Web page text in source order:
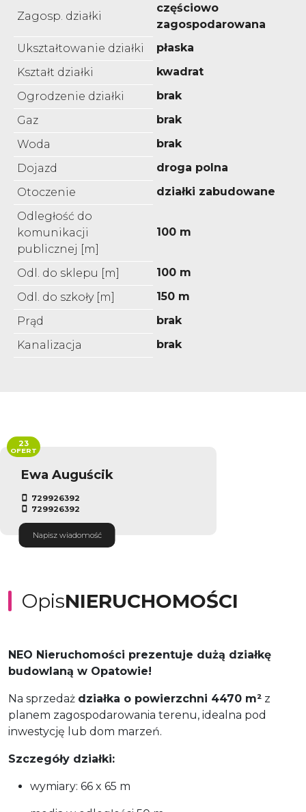
Zagosp. działki
częściowo
zagospodarowana
Ukształtowanie działki
płaska
Kształt działki
kwadrat
Ogrodzenie działki
brak
Gaz
brak
Woda
brak
Dojazd
droga polna
Otoczenie
działki zabudowane
Odległość do
komunikacji
publicznej [m]
100 m
Odl. do sklepu [m]
100 m
Odl. do szkoły [m]
150 m
Prąd
brak
Kanalizacja
brak
Ewa Auguścik
729926392
729926392
Napisz wiadomość
23
OFERT
OpisNIERUCHOMOŚCI
NEO Nieruchomości prezentuje dużą działkę
budowlaną w Opatowie!
Na sprzedaż działka o powierzchni 4470 m² z
planem zagospodarowania terenu, idealna pod
inwestycję lub dom marzeń.
Szczegóły działki:
wymiary: 66 x 65 m